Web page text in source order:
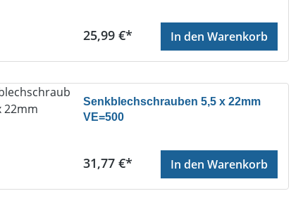
Regulärer Preis:
25,99 €* In den Warenkorb
Senkblechschrauben 5,5 x 22mm
VE=500
Regulärer Preis:
31,77 €* In den Warenkorb